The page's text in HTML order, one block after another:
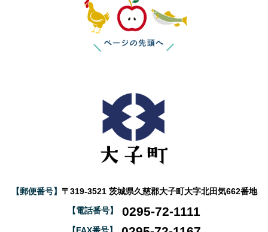
【郵便番号】 〒319-3521 茨城県久慈郡大子町大字北田気662番地
【電話番号】 0295-72-1111